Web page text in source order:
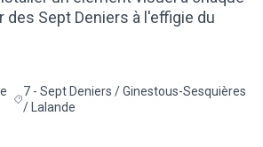
des Sept Deniers à l'effigie du
de la catégorie : Cadre de vie
Filtrer les résultats pour le secteur : 7 - Sept
7 - Sept Deniers / Ginestous-Sesquières
/ Lalande